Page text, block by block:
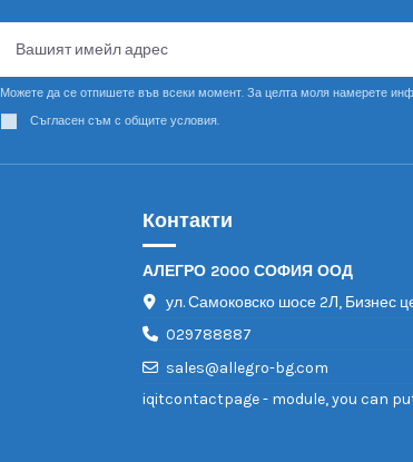
Можете да се отпишете във всеки момент. За целта моля намерете
Съгласен съм с общите условия.
Контакти
АЛЕГРО 2000 СОФИЯ ООД
ул. Самоковско шосе 2Л, Бизнес
029788887
sales@allegro-bg.com
iqitcontactpage - module, you can